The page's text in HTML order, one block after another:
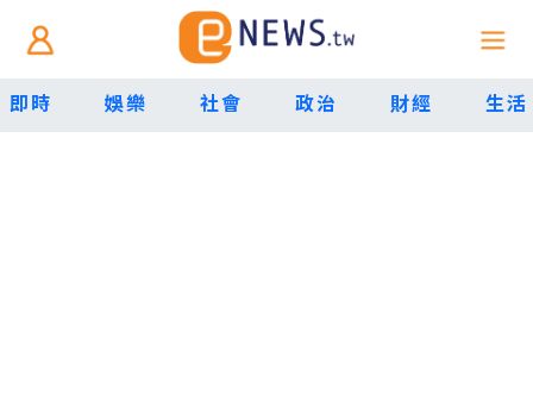
即時 娛樂 社會 政治 財經 生活